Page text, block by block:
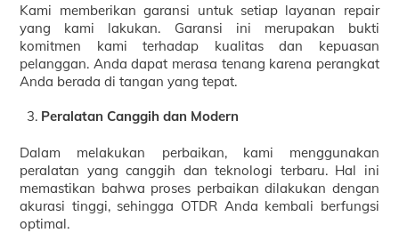
Kami memberikan garansi untuk setiap layanan repair
yang kami lakukan. Garansi ini merupakan bukti
komitmen kami terhadap kualitas dan kepuasan
pelanggan. Anda dapat merasa tenang karena perangkat
Anda berada di tangan yang tepat.
Peralatan Canggih dan Modern
Dalam melakukan perbaikan, kami menggunakan
peralatan yang canggih dan teknologi terbaru. Hal ini
memastikan bahwa proses perbaikan dilakukan dengan
akurasi tinggi, sehingga OTDR Anda kembali berfungsi
optimal.